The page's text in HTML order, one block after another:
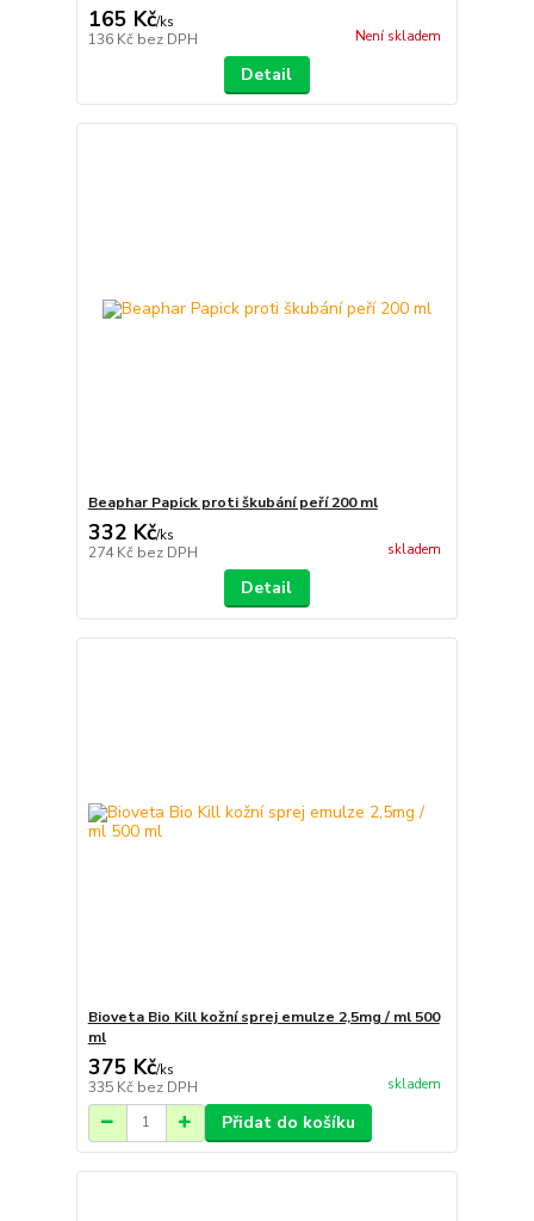
165 Kč/ks
136 Kč bez DPH Není skladem
Detail
Beaphar Papick proti škubání peří 200 ml
332 Kč/ks
274 Kč bez DPH skladem
Detail
Bioveta Bio Kill kožní sprej emulze 2,5mg / ml 500
ml
375 Kč/ks
335 Kč bez DPH skladem
Přidat do košíku